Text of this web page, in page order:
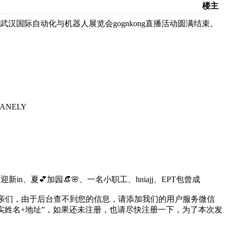
楼主
国际自动化与机器人展览会gognkong直播活动圆满结束。
新in、夏💕加园👒🌸、一名小职工、hniajj、EPT包曾成
们，由于后台查不到您的信息，请添加我们的用户服务微信
名+地址”，如果还未注册，也请尽快注册一下，为了本次发